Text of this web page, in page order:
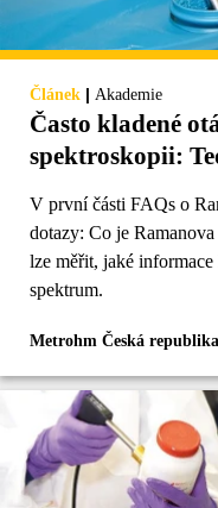
Článek | Akademie
Často kladené
spektroskopii:
V první části FAQs o
dotazy: Co je
lze měřit, jaké
spektrum.
Metrohm Česká republika